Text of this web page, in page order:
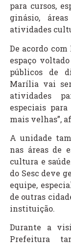
para cursos,
ginásio,
atividades
De acordo
espaço
públicos de
Marília vai
atividades
especiais
mais velhas”,
A unidade
nas áreas de
cultura e
do Sesc deve
equipe,
de outras
instituição.
Durante a
Prefeitura